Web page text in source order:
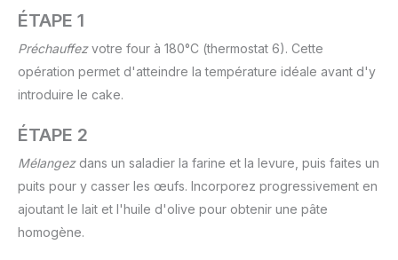
ÉTAPE 1
Préchauffezvotre four à 180°C (thermostat 6). Cette
opération permet d'atteindre la température idéale avant d'y
introduire le cake.
ÉTAPE 2
Mélangezdans un saladier la farine et la levure, puis faites un
puits pour y casser les œufs. Incorporez progressivement en
ajoutant le lait et l'huile d'olive pour obtenir une pâte
homogène.